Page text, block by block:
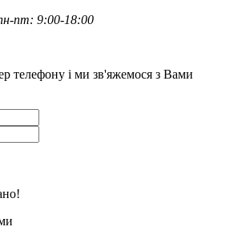
пт: 9:00-18:00
телефону і ми зв'яжемося з Вами